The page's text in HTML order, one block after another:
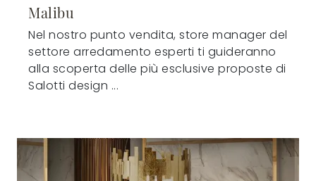
Malibu
Nel nostro punto vendita, store manager del
settore arredamento esperti ti guideranno
alla scoperta delle più esclusive proposte di
Salotti design ...